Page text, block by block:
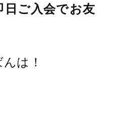
ご入会でお友
は！